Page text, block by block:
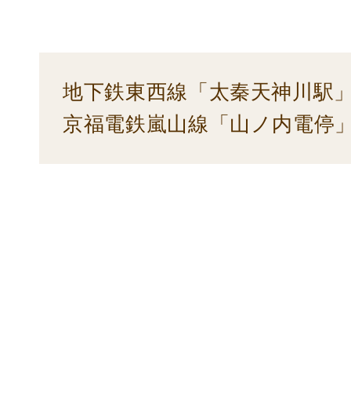
地下鉄東西線「太秦天神川駅
京福電鉄嵐山線「山ノ内電停